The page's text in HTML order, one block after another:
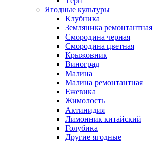
Ягодные культуры
Клубника
Земляника ремонтантная
Смородина черная
Смородина цветная
Крыжовник
Виноград
Малина
Малина ремонтантная
Ежевика
Жимолость
Актинидия
Лимонник китайский
Голубика
Другие ягодные